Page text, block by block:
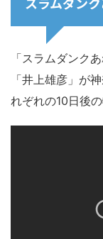
「スラムダンク
「井上雄彦」が
れぞれの10日後